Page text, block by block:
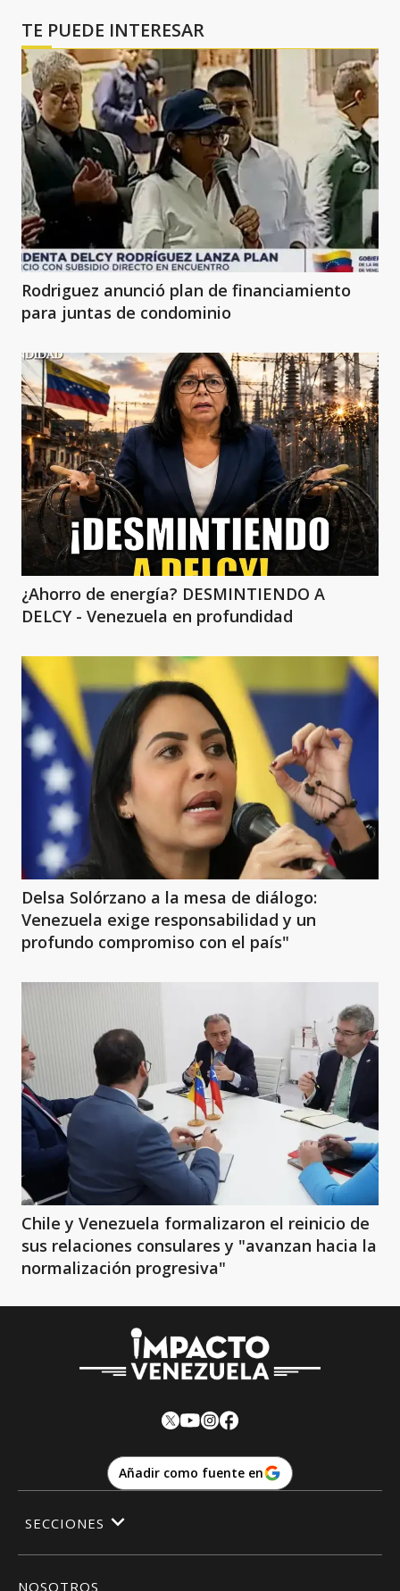
TE PUEDE INTERESAR
Rodriguez anunció plan de financiamiento
para juntas de condominio
¿Ahorro de energía? DESMINTIENDO A
DELCY - Venezuela en profundidad
Delsa Solórzano a la mesa de diálogo:
Venezuela exige responsabilidad y un
profundo compromiso con el país"
Chile y Venezuela formalizaron el reinicio de
sus relaciones consulares y "avanzan hacia la
normalización progresiva"
Añadir como fuente en
NOSOTROS
SECCIONES